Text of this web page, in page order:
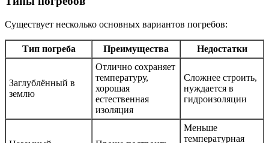
Существует несколько основных вариантов погребов:
Тип погреба Преимущества Недостатки
Заглублённый в
землю
Отлично сохраняет
температуру,
хорошая
естественная
изоляция
Сложнее строить,
нуждается в
гидроизоляции
Меньше
температурная